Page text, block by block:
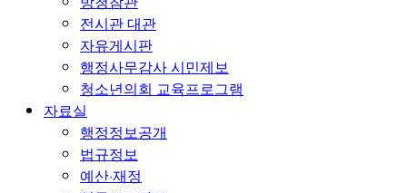
전시관 대관
자유게시판
행정사무감사 시민제보
청소년의회 교육프로그램
자료실
행정정보공개
법규정보
예산·재정